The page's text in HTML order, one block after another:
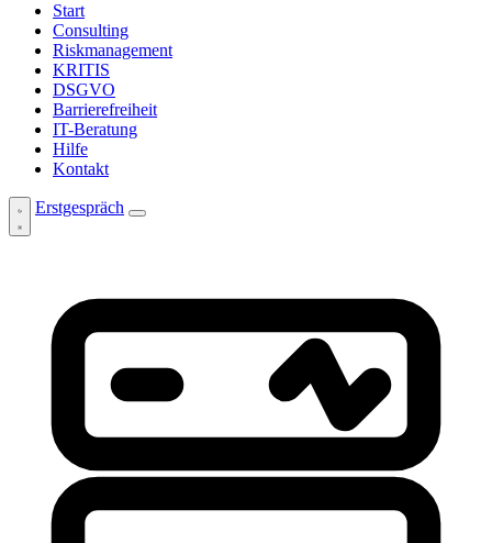
Start
Consulting
Riskmanagement
KRITIS
DSGVO
Barrierefreiheit
IT-Beratung
Hilfe
Kontakt
Erstgespräch